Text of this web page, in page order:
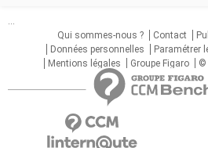
...
Qui sommes-nous ?
Contact
Données personnelles
Paramétrer
Mentions légales
Groupe Figaro ©